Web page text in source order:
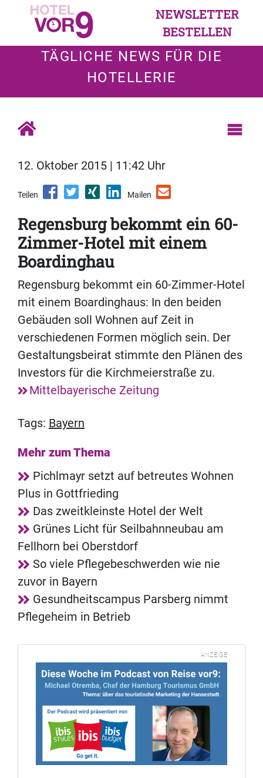
NEWSLETTER
BESTELLEN
TÄGLICHE NEWS FÜR DIE
HOTELLERIE
12. Oktober 2015 | 11:42 Uhr
Teilen Mailen
Regensburg bekommt ein 60-
Zimmer-Hotel mit einem
Boardinghau
Regensburg bekommt ein 60-Zimmer-Hotel
mit einem Boardinghaus: In den beiden
Gebäuden soll Wohnen auf Zeit in
verschiedenen Formen möglich sein. Der
Gestaltungsbeirat stimmte den Plänen des
Investors für die Kirchmeierstraße zu.
Mittelbayerische Zeitung
Tags: Bayern
Mehr zum Thema
Pichlmayr setzt auf betreutes Wohnen
Plus in Gottfrieding
Das zweitkleinste Hotel der Welt
Grünes Licht für Seilbahnneubau am
Fellhorn bei Oberstdorf
So viele Pflegebeschwerden wie nie
zuvor in Bayern
Gesundheitscampus Parsberg nimmt
Pflegeheim in Betrieb
ANZEIGE